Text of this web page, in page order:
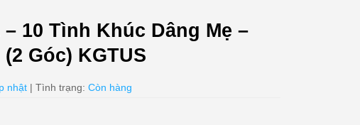
– 10 Tình Khúc Dâng Mẹ –
Góc) KGTUS
nhật | Tình trạng: Còn hàng